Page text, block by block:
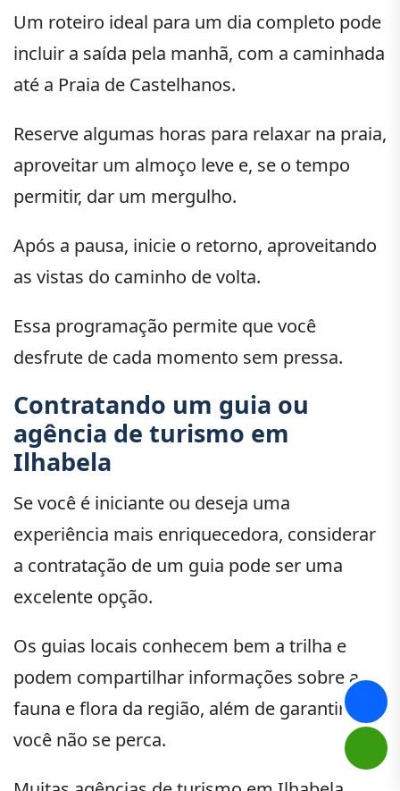
Um roteiro ideal para um dia completo pode
incluir a saída pela manhã, com a caminhada
até a Praia de Castelhanos.
Reserve algumas horas para relaxar na praia,
aproveitar um almoço leve e, se o tempo
permitir, dar um mergulho.
Após a pausa, inicie o retorno, aproveitando
as vistas do caminho de volta.
Essa programação permite que você
desfrute de cada momento sem pressa.
Contratando um guia ou
agência de turismo em
Ilhabela
Se você é iniciante ou deseja uma
experiência mais enriquecedora, considerar
a contratação de um guia pode ser uma
excelente opção.
Os guias locais conhecem bem a trilha e
podem compartilhar informações sobre a
fauna e flora da região, além de garantir que
você não se perca.